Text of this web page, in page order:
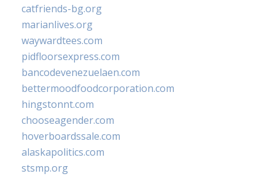
catfriends-bg.org
marianlives.org
waywardtees.com
pidfloorsexpress.com
bancodevenezuelaen.com
bettermoodfoodcorporation.com
hingstonnt.com
chooseagender.com
hoverboardssale.com
alaskapolitics.com
stsmp.org